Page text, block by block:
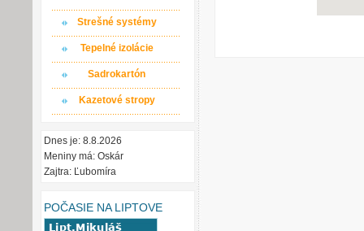
Strešné systémy
Tepelné izolácie
Sadrokartón
Kazetové stropy
Dnes je: 8.8.2026
Meniny má: Oskár
Zajtra: Ľubomíra
POČASIE NA LIPTOVE